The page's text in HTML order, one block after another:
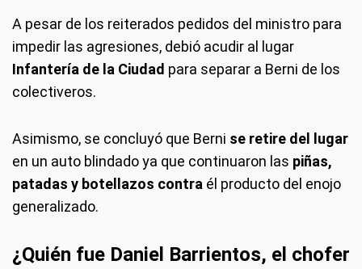
A pesar de los reiterados pedidos del ministro para
impedir las agresiones, debió acudir al lugar
Infantería de la Ciudad para separar a Berni de los
colectiveros.
Asimismo, se concluyó que Berni se retire del lugar
en un auto blindado ya que continuaron las piñas,
patadas y botellazos contra él producto del enojo
generalizado.
¿Quién fue Daniel Barrientos, el chofer